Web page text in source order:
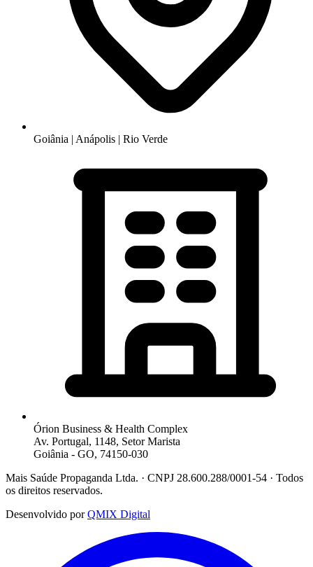
Goiânia | Anápolis | Rio Verde
Órion Business & Health Complex
Av. Portugal, 1148, Setor Marista
Goiânia - GO, 74150-030
Mais Saúde Propaganda Ltda. · CNPJ 28.600.288/0001-54 · Todos
os direitos reservados.
Desenvolvido por QMIX Digital